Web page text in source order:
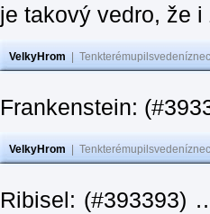
je takový vedro, že
VelkyHrom
Frankenstein:
VelkyHrom
Ribisel: (#393393)